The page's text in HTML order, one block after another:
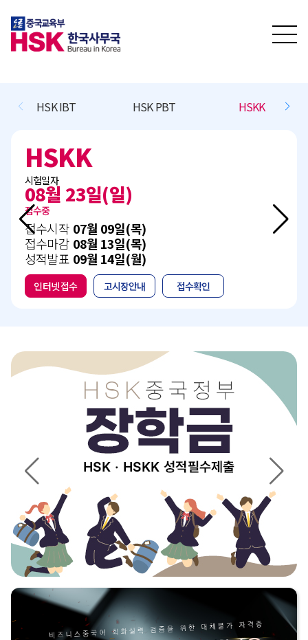
HSK PBT HSKK BCT L/R/(W)
일)
일(목)
일(목)
일(월)
고시장안내 접수확인
10월